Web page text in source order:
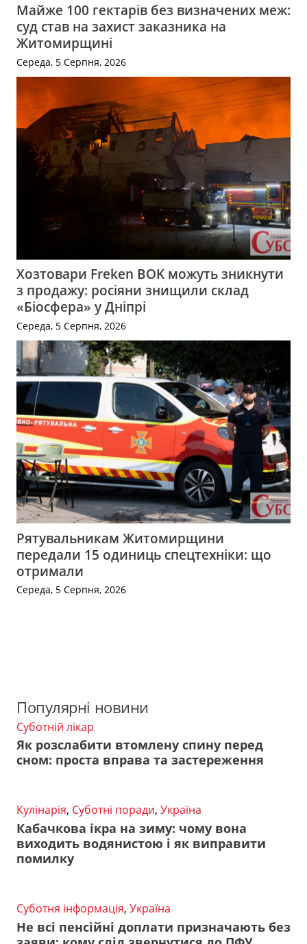
Майже 100 гектарів без визначених меж:
суд став на захист заказника на
Житомирщині
Середа, 5 Серпня, 2026
Хозтовари Freken BOK можуть зникнути
з продажу: росіяни знищили склад
«Біосфера» у Дніпрі
Середа, 5 Серпня, 2026
Рятувальникам Житомирщини
передали 15 одиниць спецтехніки: що
отримали
Середа, 5 Серпня, 2026
Популярні новини
Суботній лікар
Як розслабити втомлену спину перед
сном: проста вправа та застереження
Кулінарія, Суботні поради, Україна
Кабачкова ікра на зиму: чому вона
виходить водянистою і як виправити
помилку
Суботня інформація, Україна
Не всі пенсійні доплати призначають без